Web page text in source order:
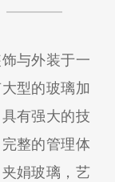
与外装于一
型的玻璃加
有强大的技
整的管理体
娟玻璃，艺